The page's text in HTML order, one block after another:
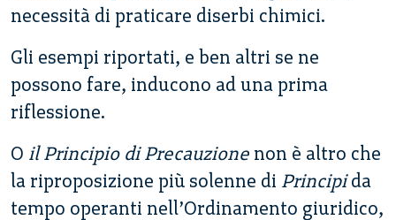
necessità di praticare diserbi chimici.
Gli esempi riportati, e ben altri se ne
possono fare, inducono ad una prima
riflessione.
O il Principio di Precauzione non è altro che
la riproposizione più solenne di Principida
tempo operanti nell’Ordinamento giuridico,